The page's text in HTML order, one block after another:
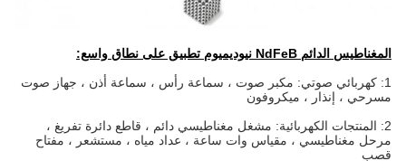
المغناطيس الدائم NdFeB نيوديميوم تطبيق على نطاق واسع:
1: كهربائي صوتي: مكبر صوت ، سماعة رأس ، سماعة أذن ، جهاز صوت
مسرحي ، إنذار ، ميكروفون
2: المنتجات الكهربائية: مشغل مغناطيسي دائم ، قاطع دائرة تفريغ ،
مرحل مغناطيسي ، مقياس وات ساعة ، عداد مياه ، مستشعر ، مفتاح
قصب